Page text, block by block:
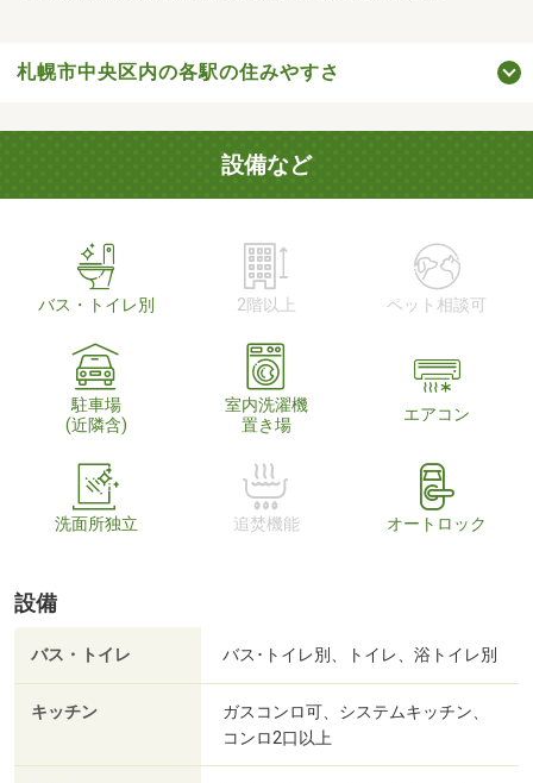
札幌市中央区内の各駅の住みやすさ
設備など
バス・トイレ別 2階以上 ペット相談可
駐車場
(近隣含)
室内洗濯機
置き場
エアコン
洗面所独立 追焚機能 オートロック
設備
バス・トイレ バス･トイレ別、トイレ、浴トイレ別
キッチン
ガスコンロ可、システムキッチン、
コンロ2口以上